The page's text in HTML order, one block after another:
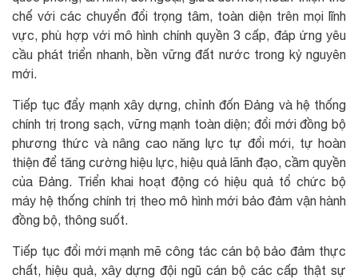
chế với các chuyển đổi trọng tâm, toàn diện trên mọi lĩnh
vực, phù hợp với mô hình chính quyền 3 cấp, đáp ứng yêu
cầu phát triển nhanh, bền vững đất nước trong kỷ nguyên
mới.
Tiếp tục đẩy mạnh xây dựng, chỉnh đốn Đảng và hệ thống
chính trị trong sạch, vững mạnh toàn diện; đổi mới đồng bộ
phương thức và nâng cao năng lực tự đổi mới, tự hoàn
thiện để tăng cường hiệu lực, hiệu quả lãnh đạo, cầm quyền
của Đảng. Triển khai hoạt động có hiệu quả tổ chức bộ
máy hệ thống chính trị theo mô hình mới bảo đảm vận hành
đồng bộ, thông suốt.
Tiếp tục đổi mới mạnh mẽ công tác cán bộ bảo đảm thực
chất, hiệu quả, xây dựng đội ngũ cán bộ các cấp thật sự